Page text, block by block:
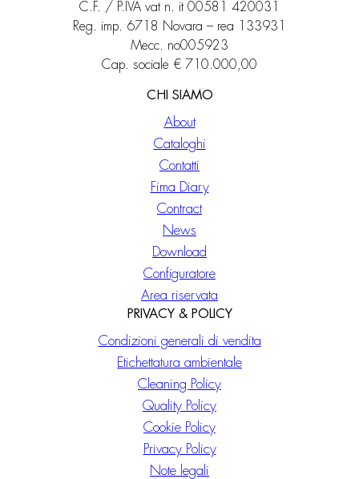
C.F. / P.IVA vat n. it 00581 420031
Reg. imp. 6718 Novara – rea 133931
Mecc. no005923
Cap. sociale € 710.000,00
CHI SIAMO
About
Cataloghi
Contatti
Fima Diary
Contract
News
Download
Configuratore
Area riservata
PRIVACY & POLICY
Condizioni generali di vendita
Etichettatura ambientale
Cleaning Policy
Quality Policy
Cookie Policy
Privacy Policy
Note legali